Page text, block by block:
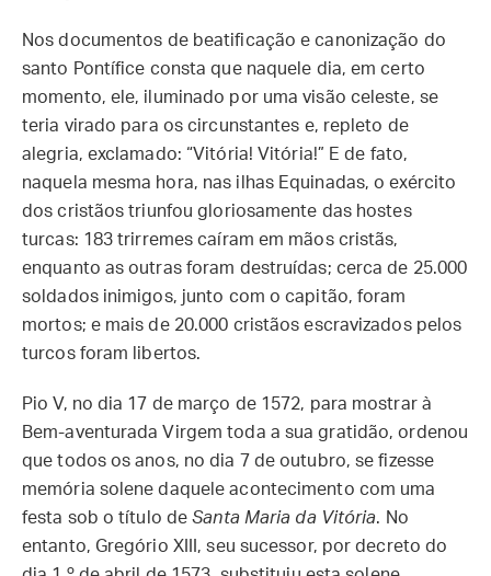
Nos documentos de beatificação e canonização do
santo Pontífice consta que naquele dia, em certo
momento, ele, iluminado por uma visão celeste, se
teria virado para os circunstantes e, repleto de
alegria, exclamado: “Vitória! Vitória!” E de fato,
naquela mesma hora, nas ilhas Equinadas, o exército
dos cristãos triunfou gloriosamente das hostes
turcas: 183 trirremes caíram em mãos cristãs,
enquanto as outras foram destruídas; cerca de 25.000
soldados inimigos, junto com o capitão, foram
mortos; e mais de 20.000 cristãos escravizados pelos
turcos foram libertos.
Pio V, no dia 17 de março de 1572, para mostrar à
Bem-aventurada Virgem toda a sua gratidão, ordenou
que todos os anos, no dia 7 de outubro, se fizesse
memória solene daquele acontecimento com uma
festa sob o título deSanta Maria da Vitória. No
entanto, Gregório XIII, seu sucessor, por decreto do